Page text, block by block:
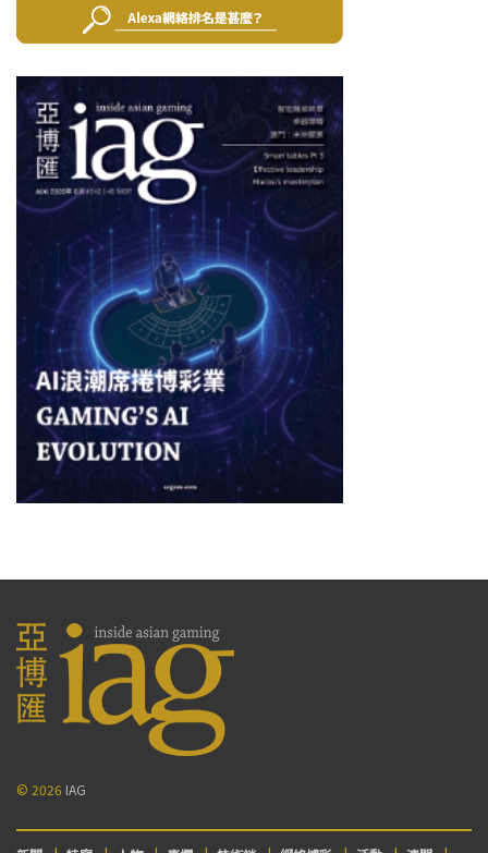
© 2026 IAG